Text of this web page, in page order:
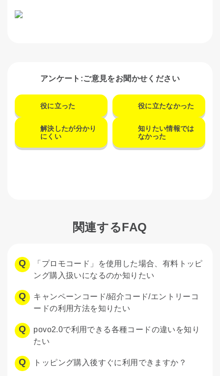
アンケート:ご意見をお聞かせください
役に立った 役に立たなかった
解決したが分かり
にくい
知りたい情報では
なかった
関連するFAQ
「プロモコード」を使用した場合、有料トッピ
ング購入扱いになるのか知りたい
キャンペーンコード/紹介コード/エントリーコ
ードの利用方法を知りたい
povo2.0で利用できる各種コードの違いを知り
たい
トッピング購入後すぐに利用できますか？